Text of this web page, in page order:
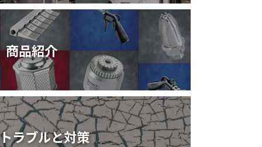
商品紹介
ラブルと対策